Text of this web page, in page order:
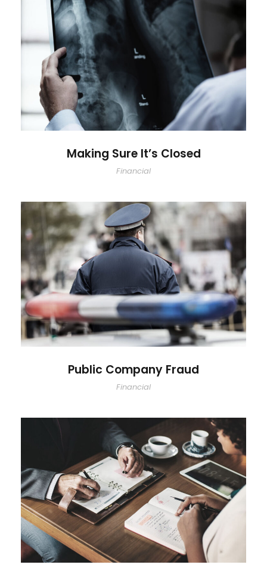
Making Sure It’s Closed
Making Sure It’s Closed
Financial
Public Company Fraud
Public Company Fraud
Financial
Nighmare on Wall Street